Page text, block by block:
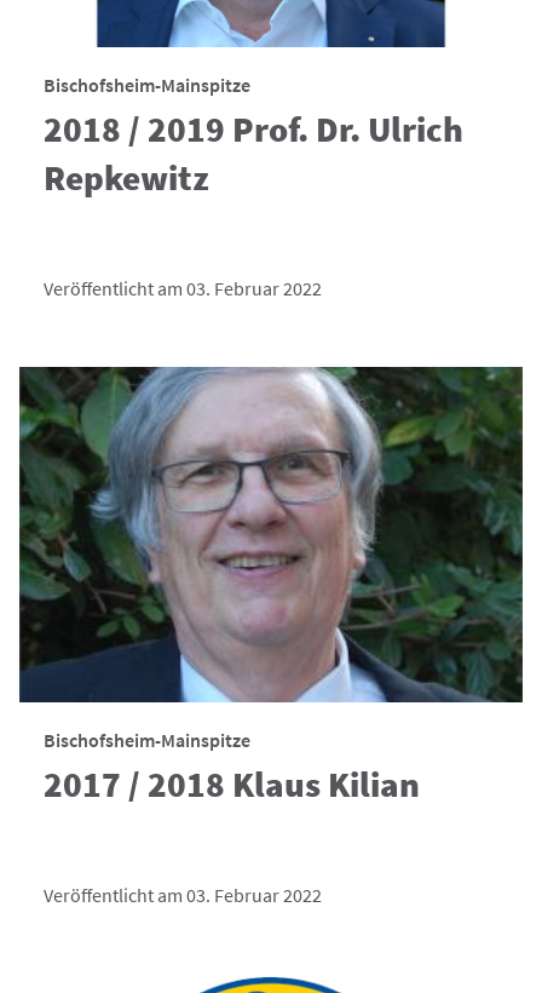
Bischofsheim-Mainspitze
2018 / 2019 Prof. Dr. Ulrich
Repkewitz
Veröffentlicht am 03. Februar 2022
Bischofsheim-Mainspitze
2017 / 2018 Klaus Kilian
Veröffentlicht am 03. Februar 2022